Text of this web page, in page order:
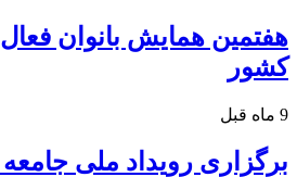
هفتمین همایش بانوان
کشور
9 ماه قبل
برگزاری رویداد ملی جامعه